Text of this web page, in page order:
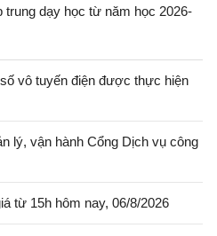
trung dạy học từ năm học 2026-
vô tuyến điện được thực hiện
lý, vận hành Cổng Dịch vụ công
từ 15h hôm nay, 06/8/2026